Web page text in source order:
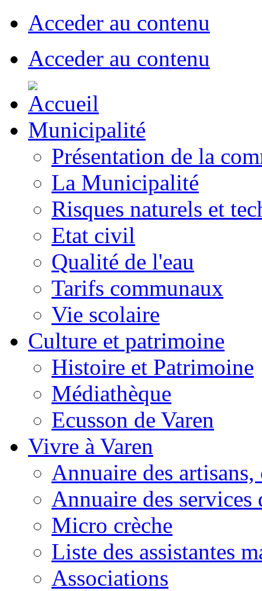
Acceder au contenu
Acceder au contenu
Municipalité
Présentation de la
La Municipalité
Risques naturels et
Etat civil
Qualité de l'eau
Tarifs communaux
Vie scolaire
Culture et patrimoine
Histoire et Patrimoine
Médiathèque
Ecusson de Varen
Vivre à Varen
Annuaire des
Annuaire des services
Micro crèche
Liste des assistantes
Associations